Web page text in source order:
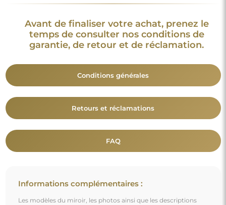
Avant de finaliser votre achat, prenez le
temps de consulter nos conditions de
garantie, de retour et de réclamation.
Conditions générales
Retours et réclamations
FAQ
Informations complémentaires :
Les modèles du miroir, les photos ainsi que les descriptions